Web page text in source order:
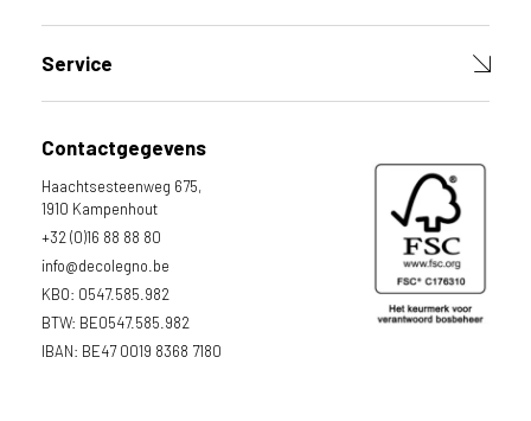
Service
Contactgegevens
Haachtsesteenweg 675,
1910 Kampenhout
+32 (0)16 88 88 80
info@decolegno.be
KBO: 0547.585.982
BTW: BE0547.585.982
IBAN: BE47 0019 8368 7180